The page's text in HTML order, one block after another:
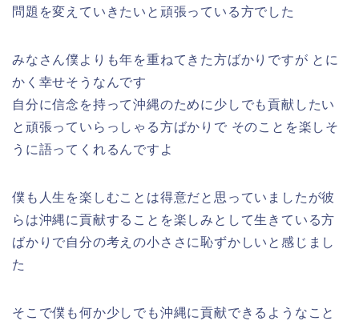
問題を変えていきたいと頑張っている方でした
みなさん僕よりも年を重ねてきた方ばかりですが とに
かく幸せそうなんです
自分に信念を持って沖縄のために少しでも貢献したい
と頑張っていらっしゃる方ばかりで そのことを楽しそ
うに語ってくれるんですよ
僕も人生を楽しむことは得意だと思っていましたが彼
らは沖縄に貢献することを楽しみとして生きている方
ばかりで自分の考えの小ささに恥ずかしいと感じまし
た
そこで僕も何か少しでも沖縄に貢献できるようなこと